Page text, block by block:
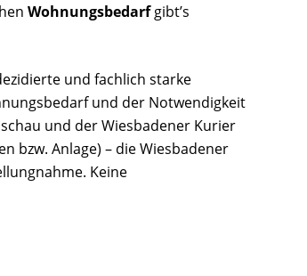
Wohnungsbedarfgibt’s
und fachlich starke
und der Notwendigkeit
und der Wiesbadener Kurier
bzw. Anlage) – die Wiesbadener
Keine